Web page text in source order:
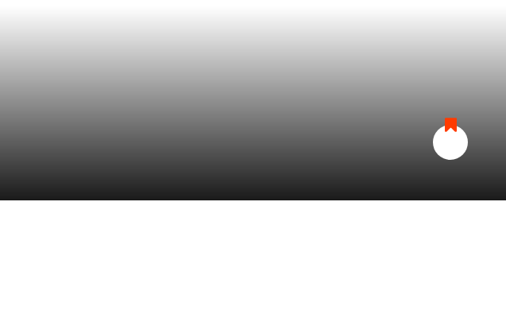
Aggiungi